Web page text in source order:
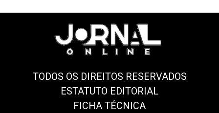
TODOS OS DIREITOS RESERVADOS
ESTATUTO EDITORIAL
FICHA TÉCNICA